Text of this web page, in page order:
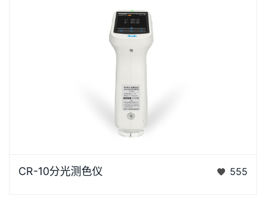
仪，使用方便，一键可完成测量，采用内置大面积硅光
CR-10分光测色仪 555